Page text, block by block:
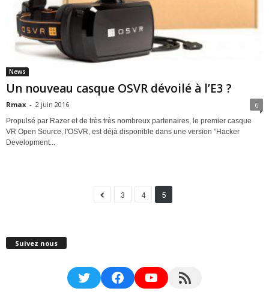
News
Un nouveau casque OSVR dévoilé à l’E3 ?
Rmax - 2 juin 2016 6
Propulsé par Razer et de très très nombreux partenaires, le premier casque
VR Open Source, l'OSVR, est déjà disponible dans une version "Hacker
Development...
3 4 5
Suivez nous
TwitterFacebookYouTubeRSS Feed